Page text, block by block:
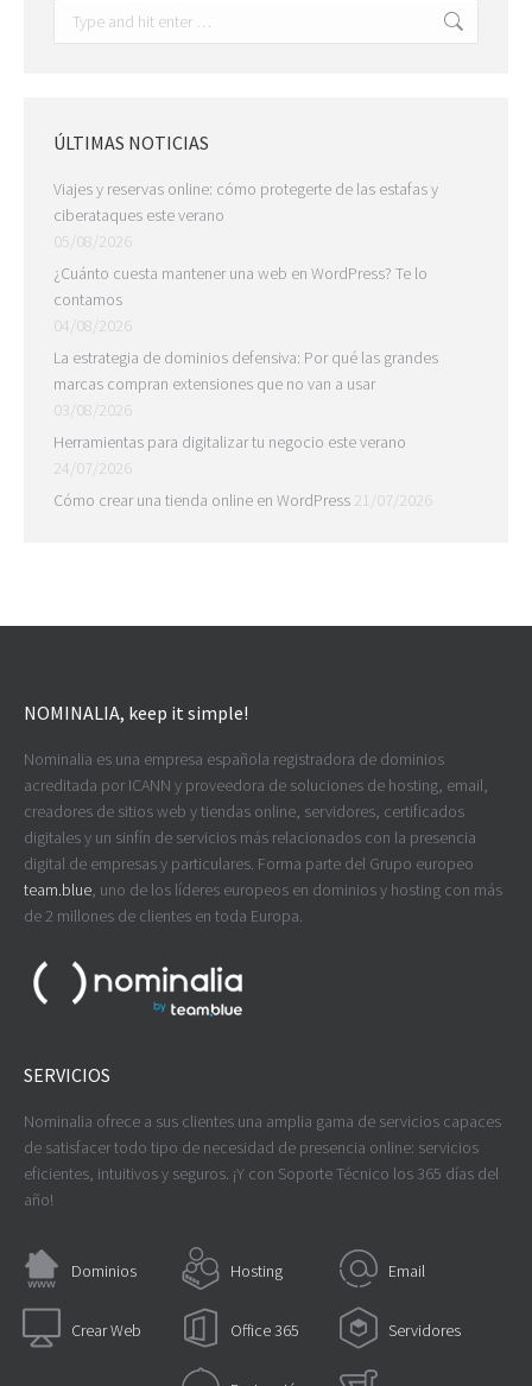
ÚLTIMAS NOTICIAS
Viajes y reservas online: cómo protegerte de las estafas y
ciberataques este verano
05/08/2026
¿Cuánto cuesta mantener una web en WordPress? Te lo
contamos
04/08/2026
La estrategia de dominios defensiva: Por qué las grandes
marcas compran extensiones que no van a usar
03/08/2026
Herramientas para digitalizar tu negocio este verano
24/07/2026
Cómo crear una tienda online en WordPress 21/07/2026
NOMINALIA, keep it simple!
Nominalia es una empresa española registradora de dominios
acreditada por ICANN y proveedora de soluciones de hosting, email,
creadores de sitios web y tiendas online, servidores, certificados
digitales y un sinfín de servicios más relacionados con la presencia
digital de empresas y particulares. Forma parte del Grupo europeo
team.blue, uno de los líderes europeos en dominios y hosting con más
de 2 millones de clientes en toda Europa.
SERVICIOS
Nominalia ofrece a sus clientes una amplia gama de servicios capaces
de satisfacer todo tipo de necesidad de presencia online: servicios
eficientes, intuitivos y seguros. ¡Y con Soporte Técnico los 365 días del
año!
Dominios Hosting Email
Crear Web Office 365 Servidores